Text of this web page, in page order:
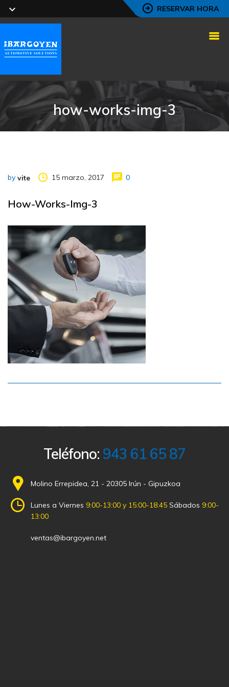
RESERVAR HORA
how-works-img-3
by vite 15 marzo, 2017 0
How-Works-Img-3
Teléfono: 943 61 65 87
Molino Errepidea, 21 - 20305 Irún - Gipuzkoa
Lunes a Viernes 9:00-13:00 y 15:00-18:45 Sábados 9:00-
13:00
ventas@ibargoyen.net